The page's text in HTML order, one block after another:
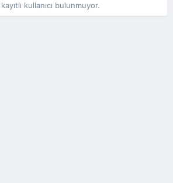
kullanıcı bulunmuyor.